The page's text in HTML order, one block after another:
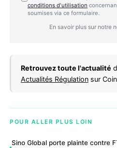
conditions d'utilisation
soumises via ce formulaire.
En savoir plus sur notre
Retrouvez toute l'actualité
Actualités Régulation sur
POUR ALLER PLUS LOIN
Sino Global porte plainte contre